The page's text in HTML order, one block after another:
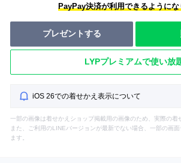
PayPay決済が利用できるように
プレゼントする
LYPプレミアムで使い放
iOS 26での着せかえ表示について
一部の画像は着せかえショップ掲載用の画像のため、実際の着
また、ご利用のLINEバージョンが最新でない場合、一部の画
ます。